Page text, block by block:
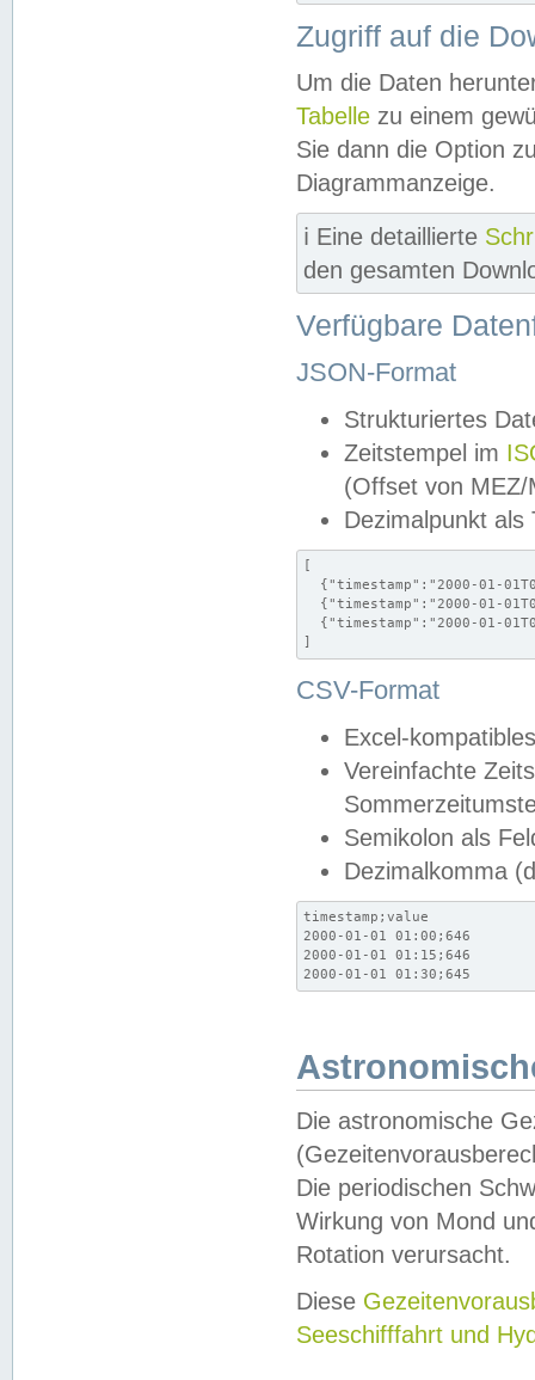
Zugriff auf die
Um die Daten
Tabelle zu einem
Sie dann die Option
Diagrammanzeige.
ℹ️ Eine detaillierte
den gesamten
Verfügbare
JSON-Format
Strukturiertes
Zeitstempel im
(Offset von MEZ/
Dezimalpunkt als
[
{"timestamp":"2000-01-
{"timestamp":"2000-01-
{"timestamp":"2000-01-
]
CSV-Format
Excel-
Vereinfachte
Semikolon als
Dezimalkomma
timestamp;value
2000-01-01 01:00;646
2000-01-01 01:15;646
2000-01-01 01:30;645
Die astronomische
Die periodischen
Wirkung von Mond
Rotation verursacht.
Diese
Seeschifffahrt und